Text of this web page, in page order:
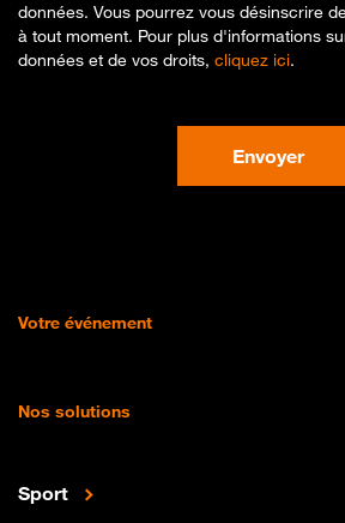
données. Vous pourrez vous désinscrire
à tout moment. Pour plus d'informations
données et de vos droits, cliquez ici.
Envoyer
Votre événement
Nos solutions
Sport